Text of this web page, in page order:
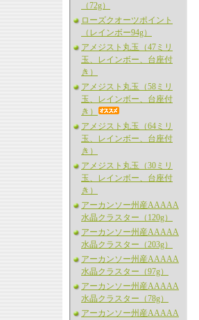
（72g）
ローズクオーツポイント
（レインボー94g）
アメジスト丸玉（47ミリ
玉、レインボー、台座付
き）
アメジスト丸玉（58ミリ
玉、レインボー、台座付
き）
アメジスト丸玉（64ミリ
玉、レインボー、台座付
き）
アメジスト丸玉（30ミリ
玉、レインボー、台座付
き）
アーカンソー州産AAAAA
水晶クラスター（120g）
アーカンソー州産AAAAA
水晶クラスター（203g）
アーカンソー州産AAAAA
水晶クラスター（97g）
アーカンソー州産AAAAA
水晶クラスター（78g）
アーカンソー州産AAAAA